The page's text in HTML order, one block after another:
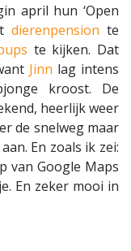
april hun ‘Open
dierenpension te
te kijken. Dat
Jinn lag intens
kroost. De
heerlijk weer
de snelweg maar
En zoals ik zei:
van Google Maps
En zeker mooi in